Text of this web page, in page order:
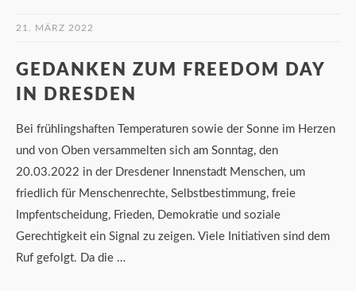
21. MÄRZ 2022
GEDANKEN ZUM FREEDOM DAY
IN DRESDEN
Bei frühlingshaften Temperaturen sowie der Sonne im Herzen
und von Oben versammelten sich am Sonntag, den
20.03.2022 in der Dresdener Innenstadt Menschen, um
friedlich für Menschenrechte, Selbstbestimmung, freie
Impfentscheidung, Frieden, Demokratie und soziale
Gerechtigkeit ein Signal zu zeigen. Viele Initiativen sind dem
Ruf gefolgt. Da die …